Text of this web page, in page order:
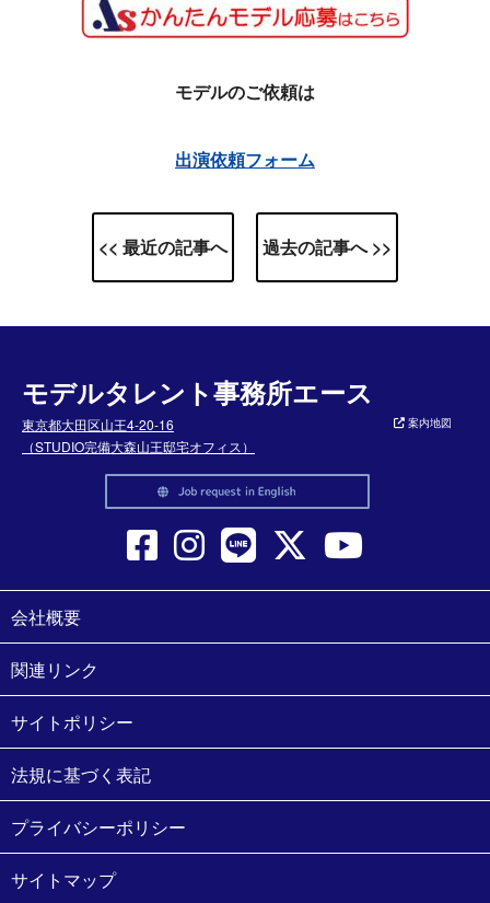
モデルのご依頼は
出演依頼フォーム
<< 最近の記事へ 過去の記事へ >>
モデルタレント事務所エース
東京都大田区山王4-20-16
（STUDIO完備大森山王邸宅オフィス）
案内地図
会社概要
関連リンク
サイトポリシー
法規に基づく表記
プライバシーポリシー
サイトマップ